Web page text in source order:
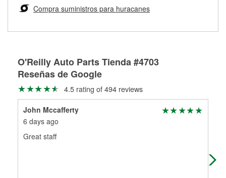
Más información sobre el Programa de Préstamo de
medirán tus tambores o discos para determinar si pueden
ser rectificados con seguridad. Si tus tambores o discos no
partes de reemplazo correctas para tu reparación.
Compra suministros para huracanes
O'Reilly Auto Parts Tienda #4703
Reseñas de Google
4.5 rating of 494 reviews
John Mccafferty
6 days ago
Great staff